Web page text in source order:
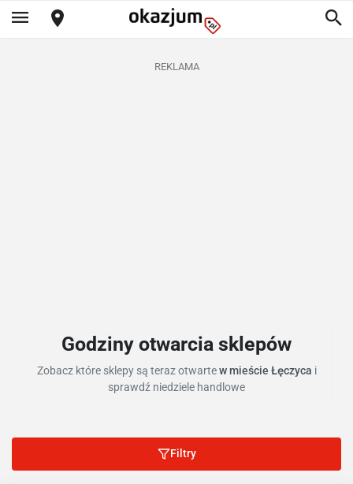
REKLAMA
Godziny otwarcia sklepów
Zobacz które sklepy są teraz otwartew mieście Łęczyca i
sprawdź niedziele handlowe
Filtry